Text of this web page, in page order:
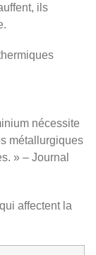
ils
nécessite
métallurgiques
» – Journal
affectent la